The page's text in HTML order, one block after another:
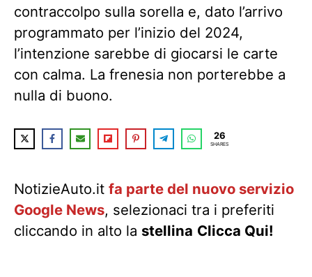
contraccolpo sulla sorella e, dato l’arrivo
programmato per l’inizio del 2024,
l’intenzione sarebbe di giocarsi le carte
con calma. La frenesia non porterebbe a
nulla di buono.
26
SHARES
NotizieAuto.it fa parte del nuovo servizio
Google News, selezionaci tra i preferiti
cliccando in alto la stellina Clicca Qui!